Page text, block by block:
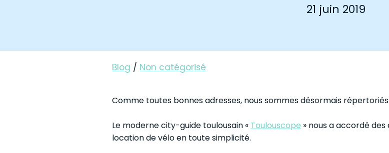
21 juin 2019
Blog / Non catégorisé
Comme toutes bonnes adresses, nous sommes désormais répertoriés
Le moderne city-guide toulousain « Toulouscope » nous a accordé
location de vélo en toute simplicité.